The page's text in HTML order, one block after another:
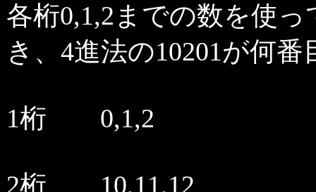
各桁0,1,2までの数を使
き、4進法の10201が何
1桁 0,1,2
2桁 10,11,12